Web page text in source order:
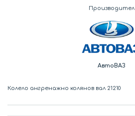
Производител
АвтоВАЗ
Колело ангренажно колянов вал 21210